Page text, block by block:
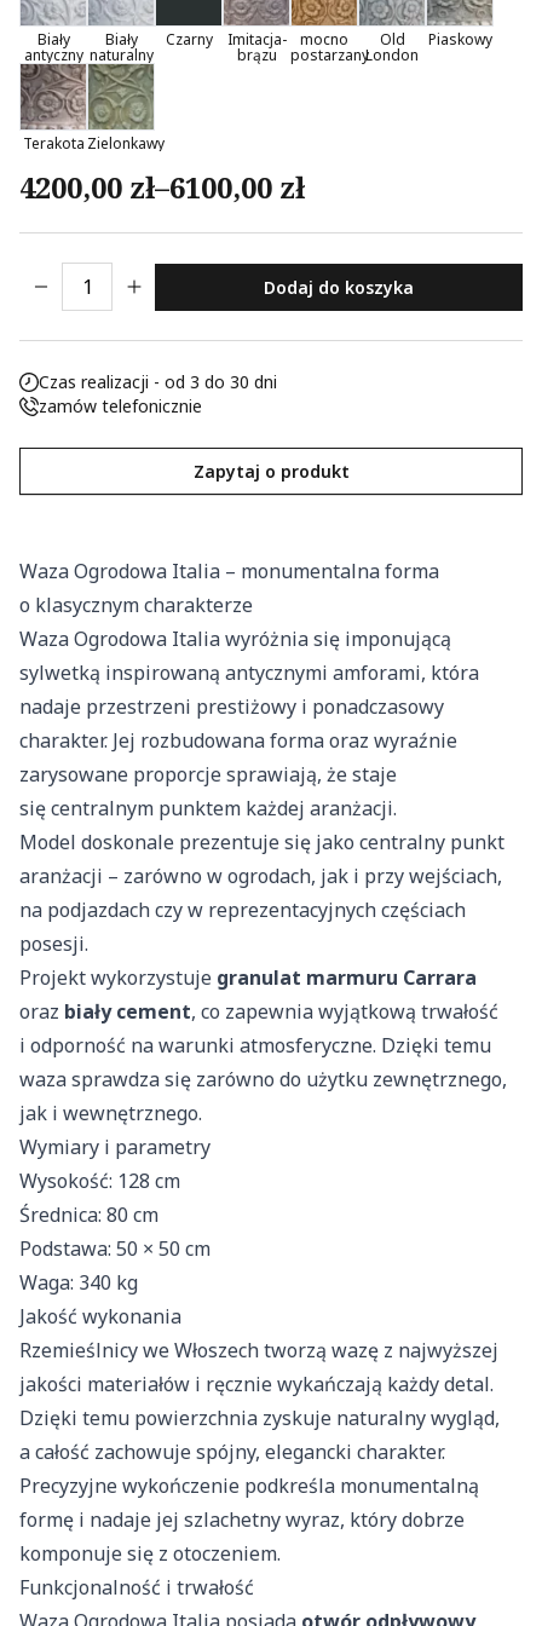
Biały
antyczny
Biały
naturalny
Czarny Imitacja-
brązu
mocno
postarzany
Old
London
Piaskowy
Terakota Zielonkawy
4200,00 zł–6100,00 zł
Zakres cen: od 4200,00 zł do 6100,00
ilość Waza Ogrodowa ItaliaDodaj do koszyka
Czas realizacji - od 3 do 30 dni
zamów telefonicznie
Zapytaj o produkt
Waza Ogrodowa Italia – monumentalna forma
o klasycznym charakterze
Waza Ogrodowa Italia wyróżnia się imponującą
sylwetką inspirowaną antycznymi amforami, która
nadaje przestrzeni prestiżowy i ponadczasowy
charakter. Jej rozbudowana forma oraz wyraźnie
zarysowane proporcje sprawiają, że staje
się centralnym punktem każdej aranżacji.
Model doskonale prezentuje się jako centralny punkt
aranżacji – zarówno w ogrodach, jak i przy wejściach,
na podjazdach czy w reprezentacyjnych częściach
posesji.
Projekt wykorzystuje granulat marmuru Carrara
oraz biały cement, co zapewnia wyjątkową trwałość
i odporność na warunki atmosferyczne. Dzięki temu
waza sprawdza się zarówno do użytku zewnętrznego,
jak i wewnętrznego.
Wymiary i parametry
Wysokość: 128 cm
Średnica: 80 cm
Podstawa: 50 × 50 cm
Waga: 340 kg
Jakość wykonania
Rzemieślnicy we Włoszech tworzą wazę z najwyższej
jakości materiałów i ręcznie wykańczają każdy detal.
Dzięki temu powierzchnia zyskuje naturalny wygląd,
a całość zachowuje spójny, elegancki charakter.
Precyzyjne wykończenie podkreśla monumentalną
formę i nadaje jej szlachetny wyraz, który dobrze
komponuje się z otoczeniem.
Funkcjonalność i trwałość
Nieklasyfikowane pliki cookie, to pliki, które są w procesie
klasyfikowania, wraz z dostawcami poszczególnych
ciasteczek.
Zapisz moje preferencje
Akceptuj wszystko